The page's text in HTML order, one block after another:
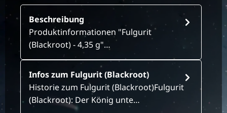
Beschreibung
Produktinformationen "Fulgurit
(Blackroot) - 4,35 g"…
Infos zum Fulgurit (Blackroot)
Historie zum Fulgurit (Blackroot)Fulgurit
(Blackroot): Der König unte…